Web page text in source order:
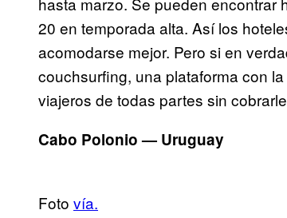
20 en temporada alta. Así los
acomodarse mejor. Pero si en
couchsurfing, una plataforma con
viajeros de todas partes sin
Cabo Polonio — Uruguay
Foto vía.